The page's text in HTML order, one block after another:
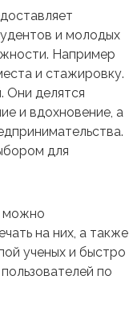
и молодых
Например
и стажировку.
Они делятся
и вдохновение, а
для
можно
на них, а также
ученых и быстро
по